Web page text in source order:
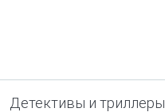
Детективы и триллеры